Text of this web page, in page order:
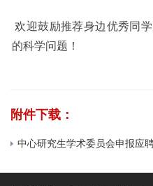
欢迎鼓励推荐身边优秀同
的科学问题！
附件下载：
中心研究生学术委员会申报应